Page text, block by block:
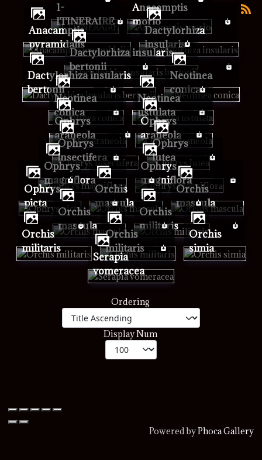
1-
ITINERAIRE
Anacamptis
morio
Anacamptis
pyramidalis
Dactylorhiza
insularis
Dactylorhiza insularis
bertonii
Dactylorhiza insularis
bertonii
Neotinea
conica
Neotinea
conica
Neotinea
ustulata
Ophrys
araneola
Ophrys
araneola
Ophrys
insectifera
Ophrys
lutea
Ophrys
magniflora
Ophrys
magniflora
Ophrys
picta
Orchis
mascula
Orchis
mascula
Orchis
mascula
Orchis
militaris
Orchis
militaris
Orchis
militaris
Orchis
simia
Serapia
vomeracea
Ordering
Display Num
Powered byPhoca Gallery